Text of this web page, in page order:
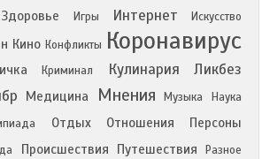
Здоровье Игры Интернет Искусство
Кино Конфликты Коронавирус
Криминал Кулинария Ликбез
Медицина Мнения Музыка Наука
Отдых Отношения Персоны
Происшествия Путешествия
Разное